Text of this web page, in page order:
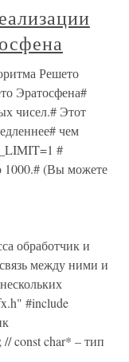
Решето
Эратосфена#
чисел.# Этот
чем
#
1000.# (Вы можете
обработчик и
между ними и
#include
const char* – тип